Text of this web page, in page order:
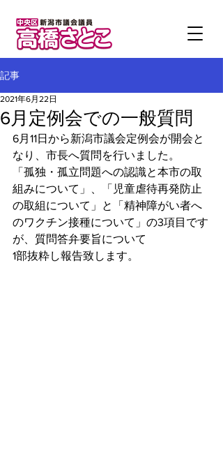
記事
6月定例会での一般質問
2021年6月22日
6月11日から新潟市議会定例会が開会と
なり、市長へ質問を行いました。
「孤独・孤立問題への認識と本市の取
組みについて」、「児童虐待再発防止
の取組について」と「精神障がい者へ
のワクチン接種について」の3項目です
が、質問答弁要旨について
1部抜粋し報告致します。